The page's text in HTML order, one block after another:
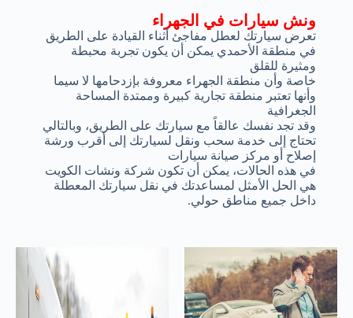
ونش سيارات في الجهراء
تعرض سيارتك لعطل مفاجئ أثناء القيادة على الطريق
في منطقة الأحمدي يمكن أن يكون تجربة محبطة
ومثيرة للقلق
خاصة وأن منطقة الجهراء معروفة بإزدحامها لا سيما
وأنها تعتبر منطقة تجارية كبيرة وممتدة المساحة
الجغرافية
وقد تجد نفسك عالقاً مع سيارتك على الطريق، وبالتالي
تحتاج إلى خدمة سحب ونقل لسيارتك إلى أقرب ورشة
إصلاح أو مركز صيانة سيارات
في هذه الحالات، يمكن أن تكون شركة ونشات الكويت
هي الحل الأمثل لمساعدتك في نقل سيارتك المعطلة
داخل جميع مناطق حولي.